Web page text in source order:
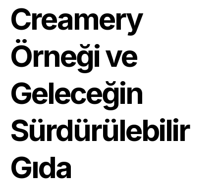
Creamery
Örneği ve
Geleceğin
Sürdürülebilir
Gıda